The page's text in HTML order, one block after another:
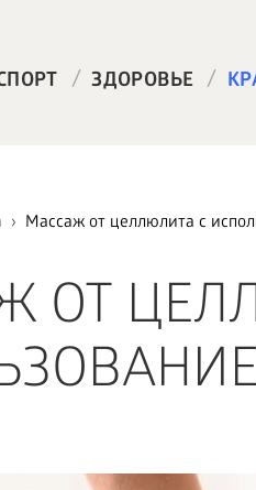
/ ЗДОРОВЬЕ /
Массаж от целлюлита с
ОТ